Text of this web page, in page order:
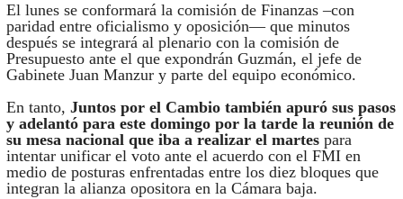
El lunes se conformará la comisión de Finanzas –con
paridad entre oficialismo y oposición— que minutos
después se integrará al plenario con la comisión de
Presupuesto ante el que expondrán Guzmán, el jefe de
Gabinete Juan Manzur y parte del equipo económico.
En tanto, Juntos por el Cambio también apuró sus pasos
y adelantó para este domingo por la tarde la reunión de
su mesa nacional que iba a realizar el martespara
intentar unificar el voto ante el acuerdo con el FMI en
medio de posturas enfrentadas entre los diez bloques que
integran la alianza opositora en la Cámara baja.